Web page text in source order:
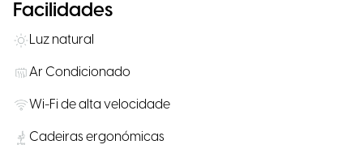
Facilidades
Luz natural
Ar Condicionado
Wi-Fi de alta velocidade
Cadeiras ergonómicas